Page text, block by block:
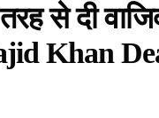
से दी
Khan